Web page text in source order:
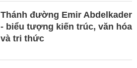
Thánh đường Emir Abdelkader
- biểu tượng kiến trúc, văn hóa
và tri thức